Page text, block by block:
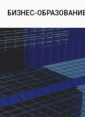
БИЗНЕС-